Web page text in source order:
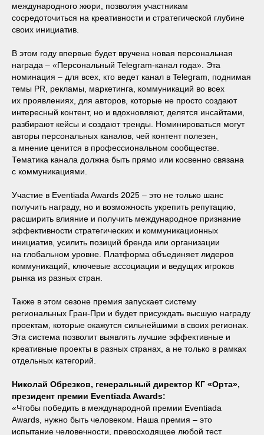
международного жюри, позволяя участникам
сосредоточиться на креативности и стратегической глубине
своих инициатив.
В этом году впервые будет вручена новая персональная
награда – «Персональный Telegram-канал года». Эта
номинация – для всех, кто ведет канал в Telegram, поднимая
темы PR, рекламы, маркетинга, коммуникаций во всех
их проявлениях, для авторов, которые не просто создают
интересный контент, но и вдохновляют, делятся инсайтами,
разбирают кейсы и создают тренды. Номинироваться могут
авторы персональных каналов, чей контент полезен,
а мнение ценится в профессиональном сообществе.
Тематика канала должна быть прямо или косвенно связана
с коммуникациями.
Участие в Eventiada Awards 2025 – это не только шанс
получить награду, но и возможность укрепить репутацию,
расширить влияние и получить международное признание
эффективности стратегических и коммуникационных
инициатив, усилить позиций бренда или организации
на глобальном уровне. Платформа объединяет лидеров
коммуникаций, ключевые ассоциации и ведущих игроков
рынка из разных стран.
Также в этом сезоне премия запускает систему
региональных Гран-При и будет присуждать высшую награду
проектам, которые окажутся сильнейшими в своих регионах.
Эта система позволит выявлять лучшие эффективные и
креативные проекты в разных странах, а не только в рамках
отдельных категорий.
Николай Обрезков, генеральный директор КГ «Орта»,
президент премии Eventiada Awards:
«Чтобы победить в международной премии Eventiada
Awards, нужно быть человеком. Наша премия – это
испытание человечности, превосходящее любой тест